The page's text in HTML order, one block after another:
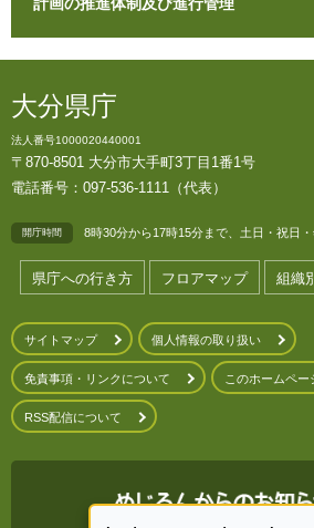
計画の推進体制及び進行管理
大分県庁
法人番号1000020440001
〒870-8501 大分市大手町3丁目1番1号
電話番号：097-536-1111（代表）
開庁時間 8時30分から17時15分まで、土日・祝日・
県庁への行き方 フロアマップ 組織
サイトマップ 個人情報の取り扱い
免責事項・リンクについて このホームペー
RSS配信について